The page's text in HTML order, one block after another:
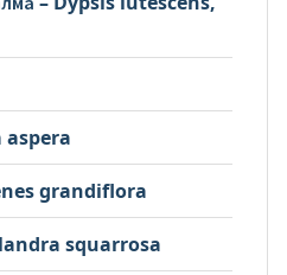
aspera
grandiflora
squarrosa